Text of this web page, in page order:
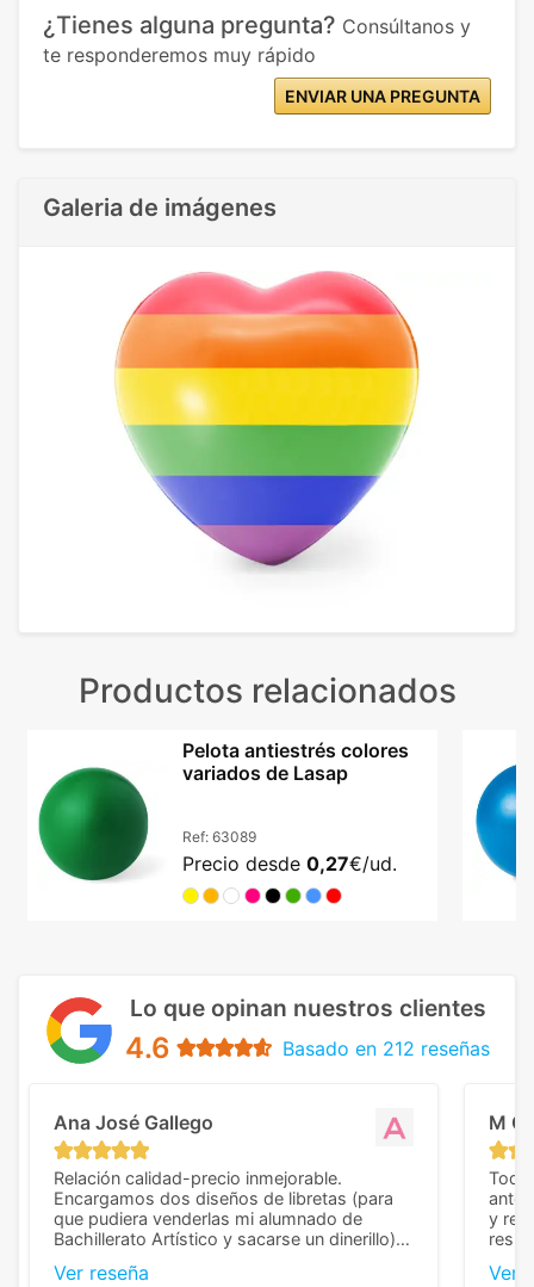
¿Tienes alguna pregunta? Consúltanos y
te responderemos muy rápido
ENVIAR UNA PREGUNTA
Galeria de imágenes
Productos relacionados
Pelota antiestrés colores
variados de Lasap
Ref: 63089
Precio desde 0,27€/ud.
Lo que opinan nuestros clientes
4.6 Basado en 212 reseñas
Ana José Gallego
Relación calidad-precio inmejorable.
Encargamos dos diseños de libretas (para
que pudiera venderlas mi alumnado de
Bachillerato Artístico y sacarse un dinerillo) y
diferencia, con libretas de muy buena calidad
Ver reseña
M C
Todo
y
Ver